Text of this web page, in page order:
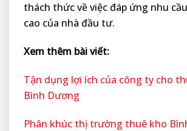
thách thức về việc đáp ứng nhu
cao của nhà đầu tư.
Xem thêm bài viết:
Tận dụng lợi ích của công ty cho
Bình Dương
Phân khúc thị trường thuê kho